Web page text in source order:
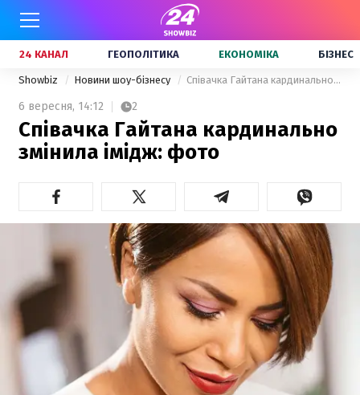
24 КАНАЛ ГЕОПОЛІТИКА ЕКОНОМІКА БІЗНЕС
Showbiz Новини шоу-бізнесу Співачка Гайтана кардинально змінила імідж: фото
6 вересня, 14:12 2
Співачка Гайтана кардинально
змінила імідж: фото